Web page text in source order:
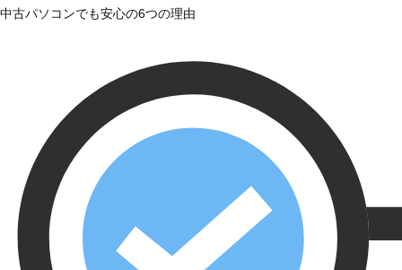
中古パソコンでも安心の6つの理由